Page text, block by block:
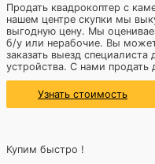
Продать квадрокоптер с
нашем центре скупки мы
выгодную цену. Мы
б/у или нерабочие. Вы
заказать выезд
устройства. С нами продать
Узнать стоимость
Купим быстро !